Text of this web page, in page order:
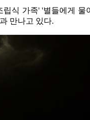
식 가족' '별들에게 물
만나고 있다.